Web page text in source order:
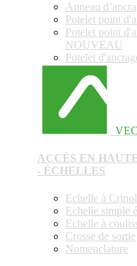
Anneau
Potelet point
Potelet point
NOUVEAU
Potelet
ACCÈS EN
- ÉCHELLES
Echelle à
Echelle simple
Echelle à
Crosse de sortie
Nomenclature